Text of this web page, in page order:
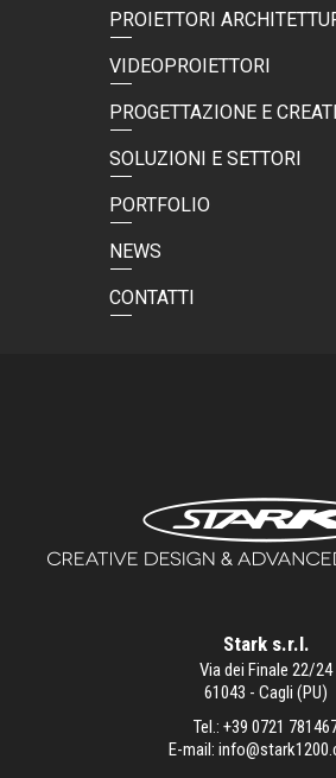
PROIETTORI
VIDEOPROIETTORI
PROGETTAZIONE E
SOLUZIONI E SETTORI
PORTFOLIO
NEWS
CONTATTI
Stark s.r.l.
Via dei Finale 22/24
61043 - Cagli (PU)
Tel.: +39 0721
E-mail: